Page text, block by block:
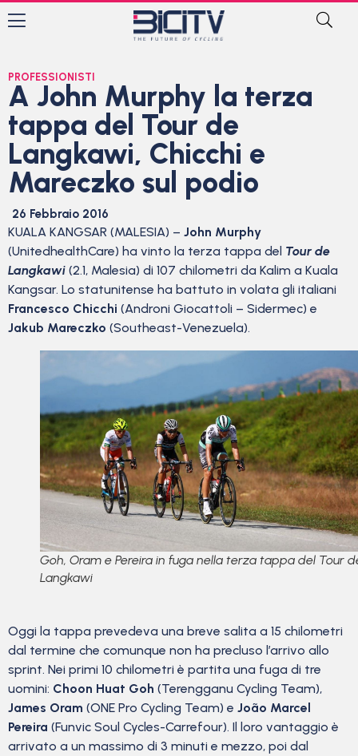
PROFESSIONISTI
A John Murphy la terza
tappa del Tour de
Langkawi, Chicchi e
Mareczko sul podio
26 Febbraio 2016
KUALA KANGSAR (MALESIA) – John Murphy
(UnitedhealthCare) ha vinto la terza tappa del Tour de
Langkawi (2.1, Malesia) di 107 chilometri da Kalim a Kuala
Kangsar. Lo statunitense ha battuto in volata gli italiani
Francesco Chicchi (Androni Giocattoli – Sidermec) e
Jakub Mareczko (Southeast-Venezuela).
Goh, Oram e Pereira in fuga nella terza tappa del Tour
Langkawi
Oggi la tappa prevedeva una breve salita a 15 chilometri
dal termine che comunque non ha precluso l’arrivo allo
sprint. Nei primi 10 chilometri è partita una fuga di tre
uomini: Choon Huat Goh (Terengganu Cycling Team),
James Oram (ONE Pro Cycling Team) e João Marcel
Pereira (Funvic Soul Cycles-Carrefour). Il loro vantaggio è
arrivato a un massimo di 3 minuti e mezzo, poi dal